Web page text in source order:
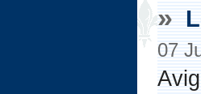
»
07